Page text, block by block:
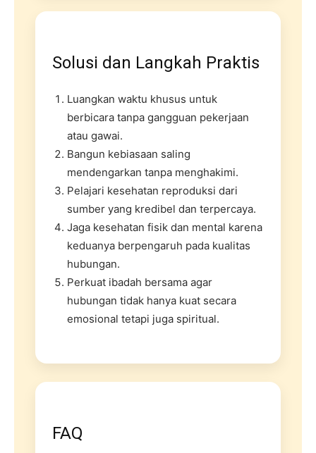
Solusi dan Langkah Praktis
Luangkan waktu khusus untuk
berbicara tanpa gangguan pekerjaan
atau gawai.
Bangun kebiasaan saling
mendengarkan tanpa menghakimi.
Pelajari kesehatan reproduksi dari
sumber yang kredibel dan terpercaya.
Jaga kesehatan fisik dan mental karena
keduanya berpengaruh pada kualitas
hubungan.
Perkuat ibadah bersama agar
hubungan tidak hanya kuat secara
emosional tetapi juga spiritual.
FAQ